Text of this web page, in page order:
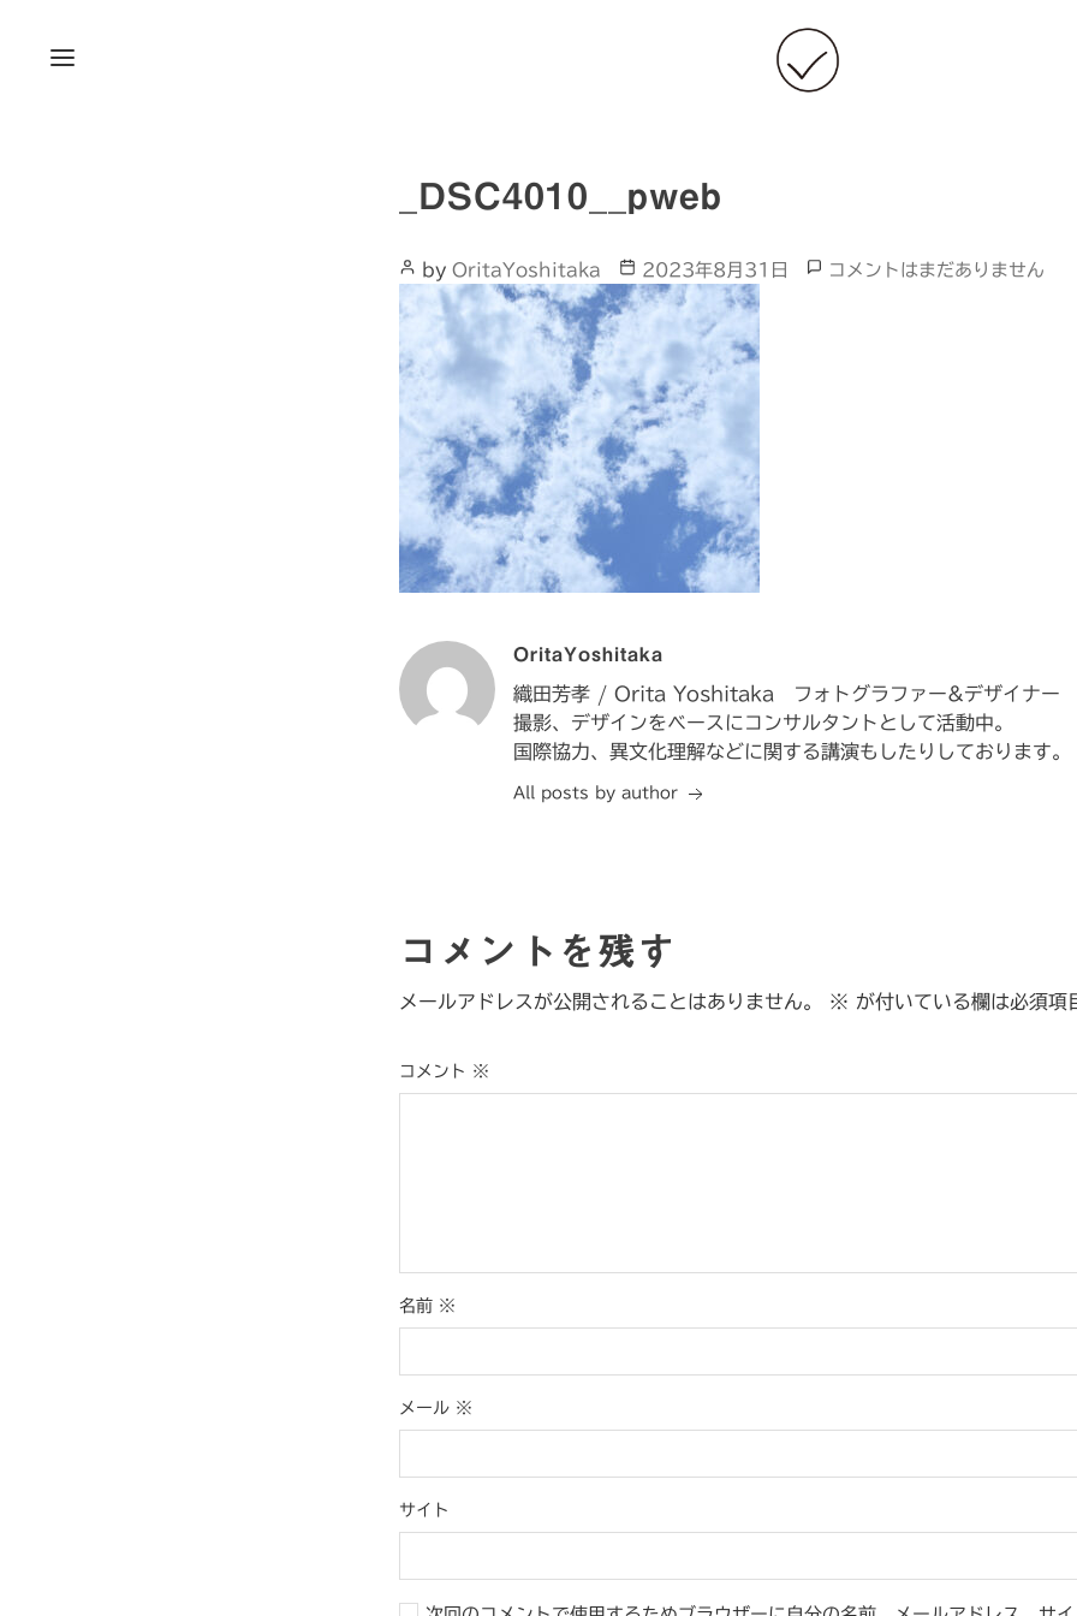
Menu
_DSC4010__pweb
Post
Author
byOritaYoshitaka
Post
date
2023年8月31日
_DSC4010__pweb
コメントはまだありません
OritaYoshitaka
織田芳孝 / Orita Yoshitaka フォトグラファー&デザイナー
撮影、デザインをベースにコンサルタントとして活動中。
国際協力、異文化理解などに関する講演もしたりしております。
All posts by author
コメントを残す
メールアドレスが公開されることはありません。 ※ が付いている欄は必須項
コメント ※
名前 ※
メール ※
サイト